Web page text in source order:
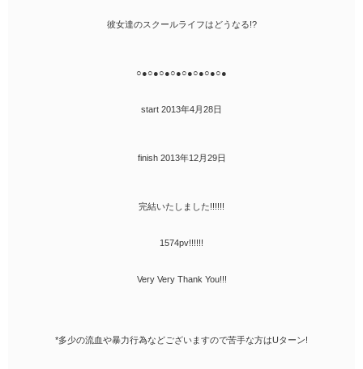
彼女達のスクールライフはどうなる!?
○●○●○●○●○●○●○●○●
start 2013年4月28日
finish 2013年12月29日
完結いたしました!!!!!!
1574pv!!!!!!
Very Very Thank You!!!
*多少の流血や暴力行為などございますので苦手な方はUターン!